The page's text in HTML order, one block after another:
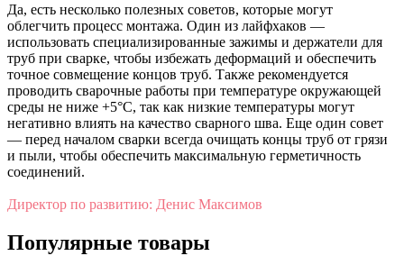
Да, есть несколько полезных советов, которые могут
облегчить процесс монтажа. Один из лайфхаков —
использовать специализированные зажимы и держатели для
труб при сварке, чтобы избежать деформаций и обеспечить
точное совмещение концов труб. Также рекомендуется
проводить сварочные работы при температуре окружающей
среды не ниже +5°C, так как низкие температуры могут
негативно влиять на качество сварного шва. Еще один совет
— перед началом сварки всегда очищать концы труб от грязи
и пыли, чтобы обеспечить максимальную герметичность
соединений.
Директор по развитию: Денис Максимов
Популярные товары